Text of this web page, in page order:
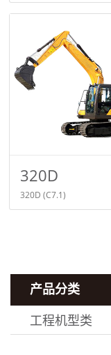
320D
320D (C7.1)
产品分类
工程机型类